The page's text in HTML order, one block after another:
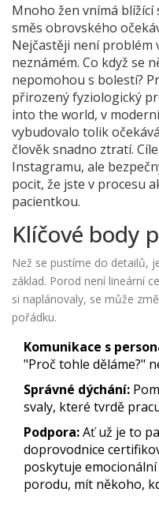
Mnoho žen vnímá
směs obrovského
Nejčastěji není problém
neznámém. Co když se
nepomohou s bolestí?
přirozený fyziologický
into the world, v
vybudovalo tolik
člověk snadno ztratí.
Instagramu, ale
pocit, že jste v procesu
pacientkou.
Klíčové body
Než se pustíme do detailů,
základ. Porod není lineární
si naplánovaly, se může
pořádku.
Komunikace s
"Proč tohle děláme?"
Správné dýchání:
svaly, které tvrdě
Podpora:Ať už je to
doprovodnice
poskytuje
porodu, mít někoho,